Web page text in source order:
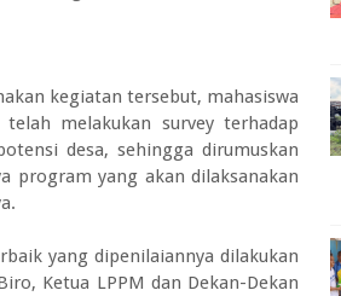
kegiatan tersebut, mahasiswa
melakukan survey terhadap
desa, sehingga dirumuskan
program yang akan dilaksanakan
yang dipenilaiannya dilakukan
Ketua LPPM dan Dekan-Dekan